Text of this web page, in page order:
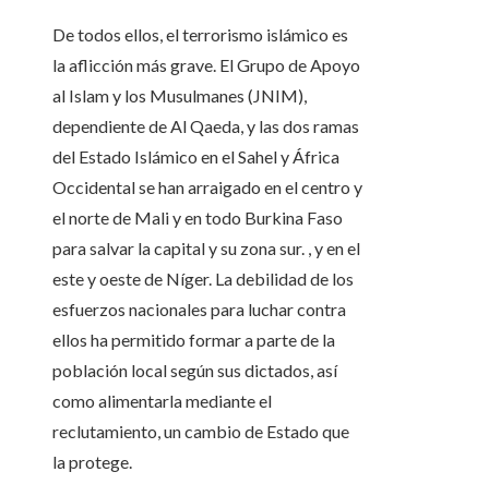
De todos ellos, el terrorismo islámico es
la aflicción más grave. El Grupo de Apoyo
al Islam y los Musulmanes (JNIM),
dependiente de Al Qaeda, y las dos ramas
del Estado Islámico en el Sahel y África
Occidental se han arraigado en el centro y
el norte de Mali y en todo Burkina Faso
para salvar la capital y su zona sur. , y en el
este y oeste de Níger. La debilidad de los
esfuerzos nacionales para luchar contra
ellos ha permitido formar a parte de la
población local según sus dictados, así
como alimentarla mediante el
reclutamiento, un cambio de Estado que
la protege.